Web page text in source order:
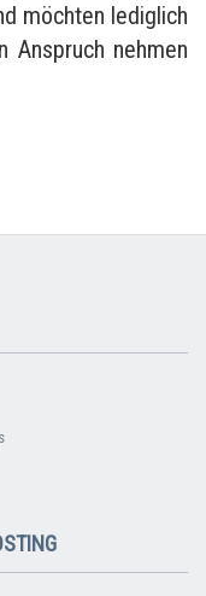
möchten lediglich
Anspruch nehmen